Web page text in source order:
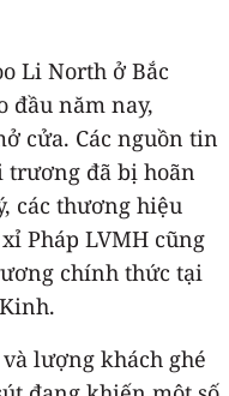
Li North ở Bắc
đầu năm nay,
cửa. Các nguồn tin
trương đã bị hoãn
các thương hiệu
Pháp LVMH cũng
chính thức tại
lượng khách ghé